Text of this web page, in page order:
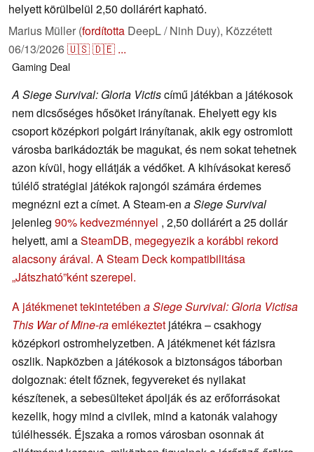
helyett körülbelül 2,50 dollárért kapható.
Marius Müller (fordította DeepL / Ninh Duy), Közzétett
06/13/2026🇺🇸🇩🇪 ...
Gaming Deal
A Siege Survival: Gloria Victiscímű játékban a játékosok
nem dicsőséges hősöket irányítanak. Ehelyett egy kis
csoport középkori polgárt irányítanak, akik egy ostromlott
városba barikádozták be magukat, és nem sokat tehetnek
azon kívül, hogy ellátják a védőket. A kihívásokat kereső
túlélő stratégiai játékok rajongói számára érdemes
megnézni ezt a címet. A Steam-en a Siege Survival
jelenleg 90% kedvezménnyel , 2,50 dollárért a 25 dollár
helyett, ami aSteamDB, megegyezik a korábbi rekord
alacsony árával. A Steam Deck kompatibilitása
„Játszható”ként szerepel.
A játékmenet tekintetében a Siege Survival: Gloria Victisa
This War of Mine-raemlékeztet játékra – csakhogy
középkori ostromhelyzetben. A játékmenet két fázisra
oszlik. Napközben a játékosok a biztonságos táborban
dolgoznak: ételt főznek, fegyvereket és nyilakat
készítenek, a sebesülteket ápolják és az erőforrásokat
kezelik, hogy mind a civilek, mind a katonák valahogy
túlélhessék. Éjszaka a romos városban osonnak át